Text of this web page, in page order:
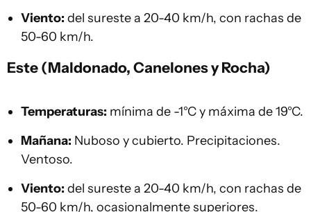
Viento: del sureste a 20-40 km/h, con rachas de
50-60 km/h.
Este (Maldonado, Canelones y Rocha)
Temperaturas: mínima de -1°C y máxima de 19°C.
Mañana: Nuboso y cubierto. Precipitaciones.
Ventoso.
Viento: del sureste a 20-40 km/h, con rachas de
50-60 km/h, ocasionalmente superiores.